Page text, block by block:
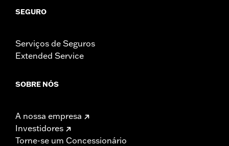
SEGURO
Serviços de Seguros
Extended Service
SOBRE NÓS
A nossa empresa
Investidores
Torne-se um Concessionário